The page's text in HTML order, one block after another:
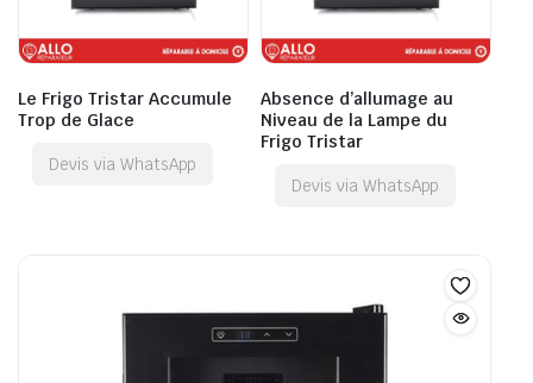
Le Frigo Tristar Accumule
Trop de Glace
Devis via WhatsApp
Absence d’allumage au
Niveau de la Lampe du
Frigo Tristar
Devis via WhatsApp